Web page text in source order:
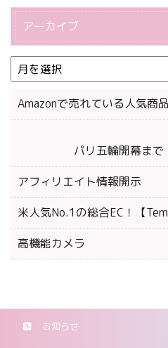
アーカイブ
Amazonで売れている人気商品
パリ五輪開幕まで
アフィリエイト情報開示
米人気No.1の総合EC！【
高機能カメラ
お知らせ